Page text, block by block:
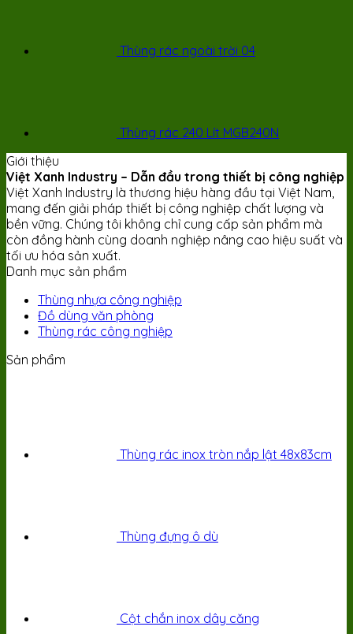
Thùng rác ngoài trời 04
Thùng rác 240 Lít MGB240N
Giới thiệu
Việt Xanh Industry – Dẫn đầu trong thiết bị công nghiệp
Việt Xanh Industry là thương hiệu hàng đầu tại Việt Nam,
mang đến giải pháp thiết bị công nghiệp chất lượng và
bền vững. Chúng tôi không chỉ cung cấp sản phẩm mà
còn đồng hành cùng doanh nghiệp nâng cao hiệu suất và
tối ưu hóa sản xuất.
Danh mục sản phẩm
Thùng nhựa công nghiệp
Đồ dùng văn phòng
Thùng rác công nghiệp
Sản phẩm
Thùng rác inox tròn nắp lật 48x83cm
Thùng đựng ô dù
Cột chắn inox dây căng